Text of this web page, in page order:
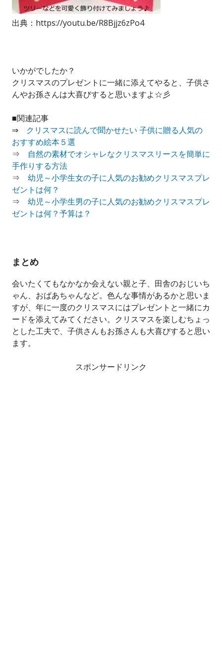
出典：https://youtu.be/R8Bjjz6zPo4
いかがでしたか？
クリスマスのプレゼントに一緒に添えてやると、子供さ
んやお孫さんは大喜びすると思いますよ☆彡
■関連記事
⇒ クリスマスに読んで聞かせたい 子供に贈る人気の
おすすめ絵本５選
⇒ 自然の素材でオシャレなクリスマスリースを簡単に
手作りする方法
⇒ 幼児～小学生女の子に人気のお勧めクリスマスプレ
ゼントは何？
⇒ 幼児～小学生男の子に人気のお勧めクリスマスプレ
ゼントは何？予算は？
まとめ
会いたくてもなかなか会えない親と子、田舎のおじいち
ゃん、おばあちゃんなど。色んな事情があるかと思いま
すが、年に一度のクリスマスにはプレゼントと一緒にカ
ードを添えてみてください。クリスマスを楽しむちょっ
とした工夫で、子供さんもお孫さんも大喜びすると思い
ます。
スポンサードリンク